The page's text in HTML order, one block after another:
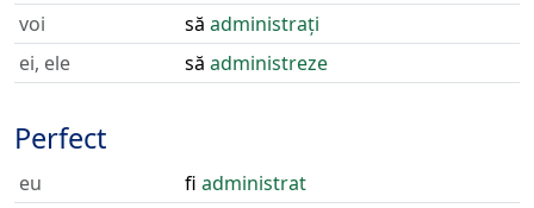
voi
să administrați
ei, ele
să administreze
Perfect
eu fi administrat